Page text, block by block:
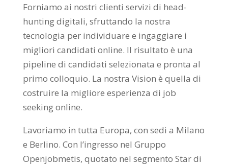
Forniamo ai nostri clienti servizi di head-
hunting digitali, sfruttando la nostra
tecnologia per individuare e ingaggiare i
migliori candidati online. Il risultato è una
pipeline di candidati selezionata e pronta al
primo colloquio. La nostra Vision è quella di
costruire la migliore esperienza di job
seeking online.
Lavoriamo in tutta Europa, con sedi a Milano
e Berlino. Con l’ingresso nel Gruppo
Openjobmetis, quotato nel segmento Star di